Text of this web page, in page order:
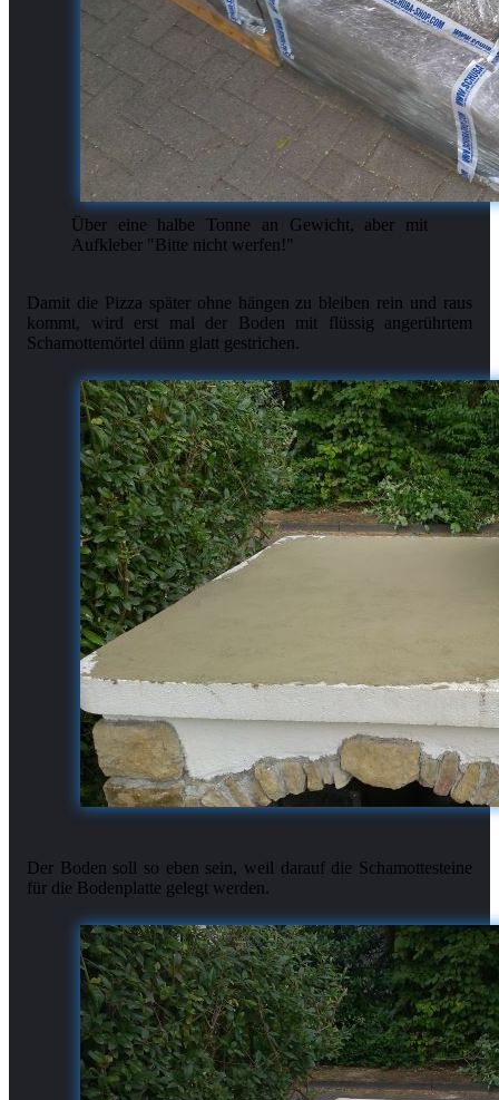
Über eine halbe Tonne an Gewicht, aber mit
Aufkleber "Bitte nicht werfen!"
Damit die Pizza später ohne hängen zu bleiben rein und raus
kommt, wird erst mal der Boden mit flüssig angerührtem
Der Boden soll so eben sein, weil darauf die Schamottesteine